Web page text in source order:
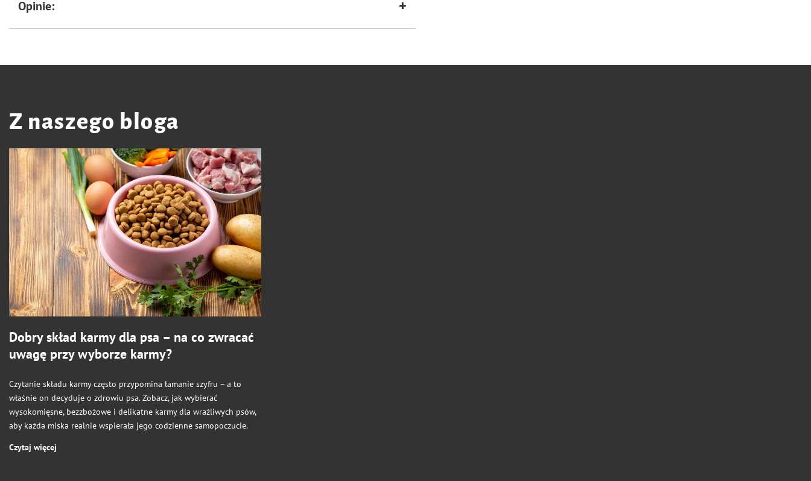
Opinie:
Z naszego bloga
Dobry skład karmy dla psa – na co zwracać
uwagę przy wyborze karmy?
Czytanie składu karmy często przypomina łamanie szyfru – a to
właśnie on decyduje o zdrowiu psa. Zobacz, jak wybierać
wysokomięsne, bezzbożowe i delikatne karmy dla wrażliwych psów,
aby każda miska realnie wspierała jego codzienne samopoczucie.
Czytaj więcej